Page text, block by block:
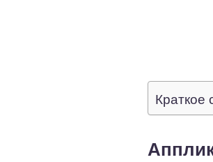
Краткое